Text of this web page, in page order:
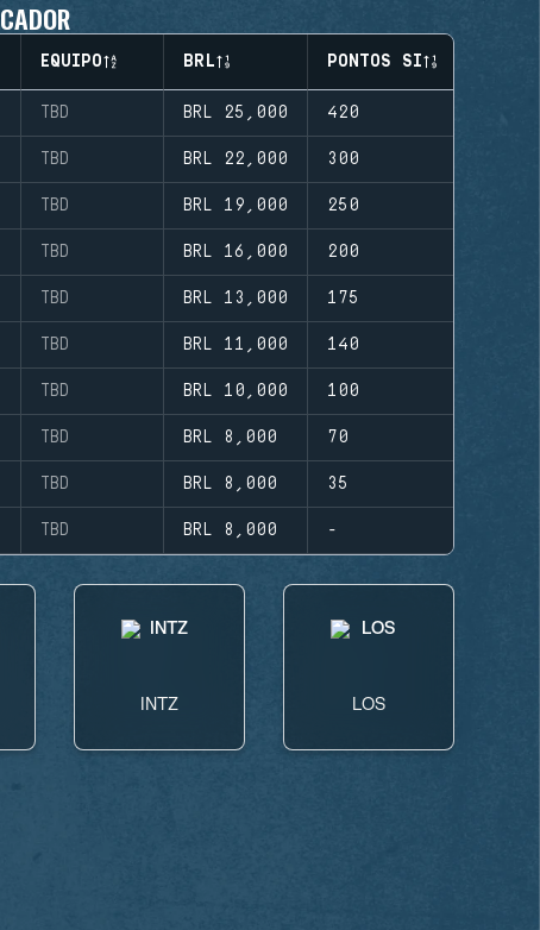
EQUIPO BRL PONTOS SI
TBD BRL 25,000 420
TBD BRL 22,000 300
TBD BRL 19,000 250
TBD BRL 16,000 200
TBD BRL 13,000 175
TBD BRL 11,000 140
TBD BRL 10,000 100
TBD BRL 8,000 70
TBD BRL 8,000 35
TBD BRL 8,000 -
INTZ LOS